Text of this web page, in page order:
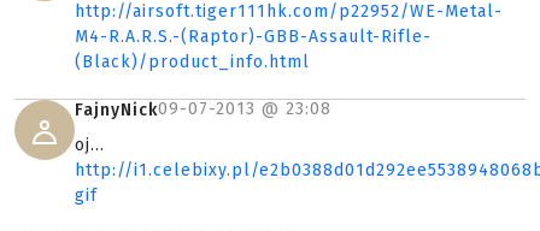
http://airsoft.tiger111hk.com/p22952/WE-Metal-
M4-R.A.R.S.-(Raptor)-GBB-Assault-Rifle-
(Black)/product_info.html
FajnyNick09-07-2013 @ 23:08
oj...
http://i1.celebixy.pl/
gif